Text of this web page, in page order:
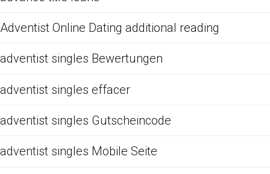
Adventist Online Dating additional reading
adventist singles Bewertungen
adventist singles effacer
adventist singles Gutscheincode
adventist singles Mobile Seite